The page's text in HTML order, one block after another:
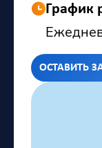
График
ОСТАВИТЬ